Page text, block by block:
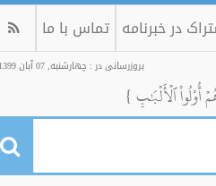
در خبرنامه تماس با ما
بروزرسانی در : چهارشنبه, 07 آبان 1399
أُوْلُواْ ٱلۡأَلۡبَٰبِ }